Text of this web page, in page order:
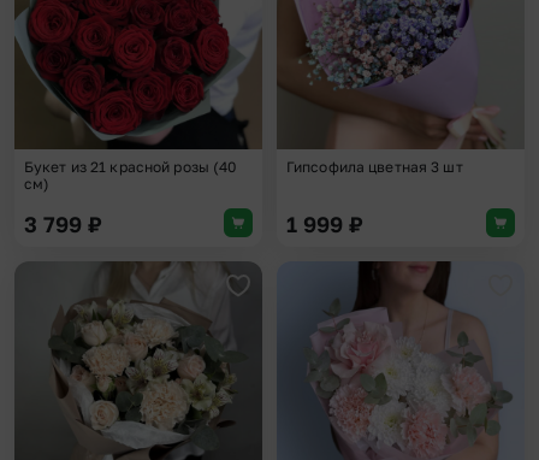
Букет из 21 красной розы (40
см)
3 799 ₽
Гипсофила цветная 3 шт
1 999 ₽
Добавить в избранное